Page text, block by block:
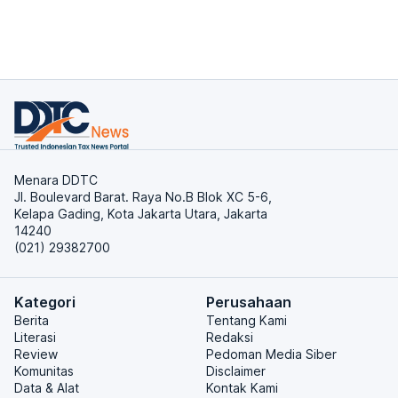
Menara DDTC
Jl. Boulevard Barat. Raya No.B Blok XC 5-6,
Kelapa Gading, Kota Jakarta Utara, Jakarta
14240
(021) 29382700
Kategori
Berita
Literasi
Review
Komunitas
Data & Alat
Perusahaan
Tentang Kami
Redaksi
Pedoman Media Siber
Disclaimer
Kontak Kami